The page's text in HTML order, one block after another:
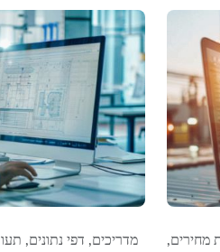
מדריכים, דפי נתונים,
מחירים,